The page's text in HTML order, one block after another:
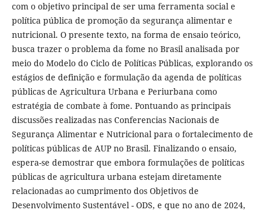
com o objetivo principal de ser uma ferramenta social e
política pública de promoção da segurança alimentar e
nutricional. O presente texto, na forma de ensaio teórico,
busca trazer o problema da fome no Brasil analisada por
meio do Modelo do Ciclo de Políticas Públicas, explorando os
estágios de definição e formulação da agenda de políticas
públicas de Agricultura Urbana e Periurbana como
estratégia de combate à fome. Pontuando as principais
discussões realizadas nas Conferencias Nacionais de
Segurança Alimentar e Nutricional para o fortalecimento de
políticas públicas de AUP no Brasil. Finalizando o ensaio,
espera-se demostrar que embora formulações de políticas
públicas de agricultura urbana estejam diretamente
relacionadas ao cumprimento dos Objetivos de
Desenvolvimento Sustentável - ODS, e que no ano de 2024,